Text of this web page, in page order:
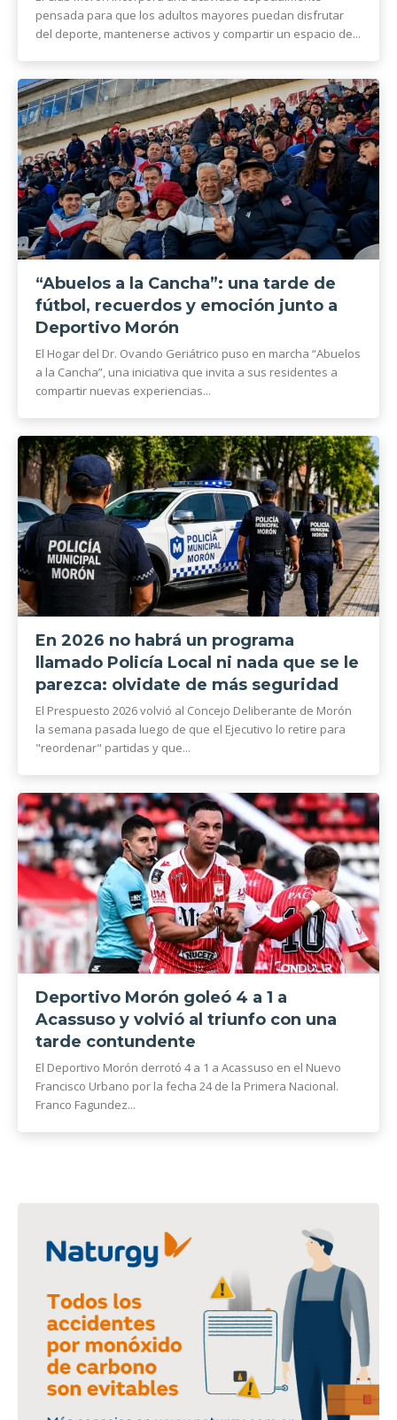
pensada para que los adultos mayores puedan disfrutar
del deporte, mantenerse activos y compartir un espacio de...
“Abuelos a la Cancha”: una tarde de
fútbol, recuerdos y emoción junto a
Deportivo Morón
El Hogar del Dr. Ovando Geriátrico puso en marcha “Abuelos
a la Cancha”, una iniciativa que invita a sus residentes a
compartir nuevas experiencias...
En 2026 no habrá un programa
llamado Policía Local ni nada que se le
parezca: olvidate de más seguridad
El Prespuesto 2026 volvió al Concejo Deliberante de Morón
la semana pasada luego de que el Ejecutivo lo retire para
"reordenar" partidas y que...
Deportivo Morón goleó 4 a 1 a
Acassuso y volvió al triunfo con una
tarde contundente
El Deportivo Morón derrotó 4 a 1 a Acassuso en el Nuevo
Francisco Urbano por la fecha 24 de la Primera Nacional.
Franco Fagundez...